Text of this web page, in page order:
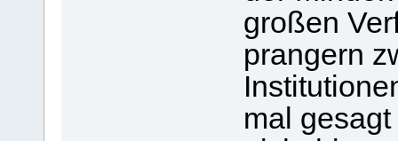
großen
prangern
mal